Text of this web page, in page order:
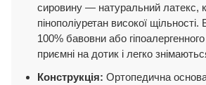
сировину — натуральний латекс,
пінополіуретан високої
100% бавовни або
приємні на дотик і легко
Конструкція: Ортопедична основа